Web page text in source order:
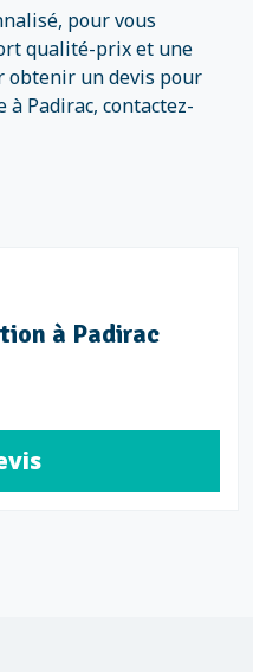
pour vous
qualité-prix et une
obtenir un devis pour
à Padirac, contactez-
à Padirac